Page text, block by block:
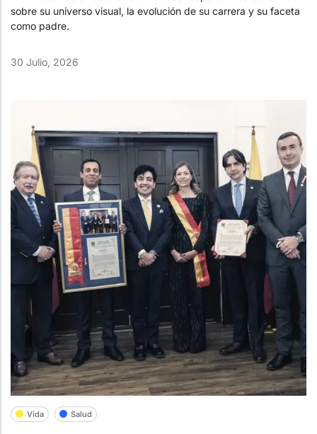
sobre su universo visual, la evolución de su carrera y su faceta
como padre.
30 Julio, 2026
Vida Salud